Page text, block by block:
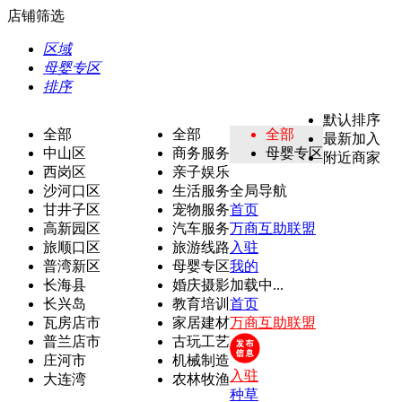
店铺筛选
区域
母婴专区
排序
全部
中山区
西岗区
沙河口区
甘井子区
高新园区
旅顺口区
普湾新区
长海县
长兴岛
瓦房店市
普兰店市
庄河市
大连湾
全部
商务服务
亲子娱乐
生活服务
宠物服务
汽车服务
旅游线路
母婴专区
婚庆摄影
教育培训
家居建材
古玩工艺
机械制造
农林牧渔
全部
母婴专区
默认排序
最新加入
附近商家
全局导航
首页
万商互助联盟
入驻
我的
加载中...
首页
万商互助联盟
入驻
种草